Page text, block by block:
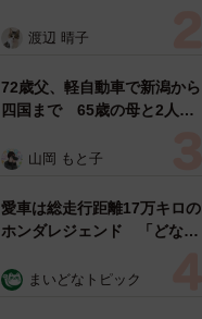
ようとした4日間 「命の重
表の訴え
渡辺 晴子
72歳父、軽自動車で新潟から
四国まで 65歳の母と2人で
憩まで分刻み… 「大学生で
山岡 もと子
愛車は総走行距離17万キロの
ホンダレジェンド 「どなた
所漫才師が譲渡の意向
まいどなトピック